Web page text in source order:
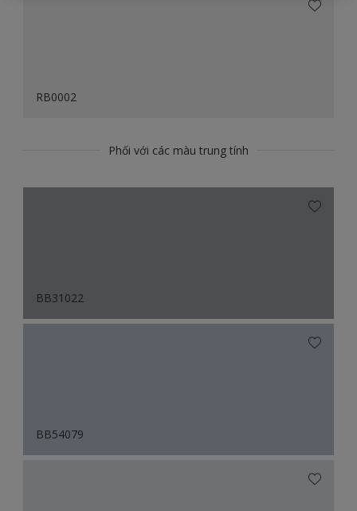
RB0002
Phối với các màu trung tính
BB31022
BB54079